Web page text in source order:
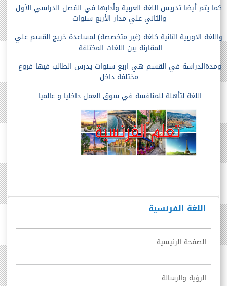
اللغة الفرنسية
الصفحة الرئيسية
الرؤية والرسالة
كما يتم أيضا تدريس اللغة العربية وأدابها في الفصل الدراسي الأول
والثاني علي مدار الأربع سنوات
واللغة الاوربية الثانية كلغة (غير متخصصة) لمساعدة خريج القسم علي
المقارنة بين اللغات المختلفة.
ومدةالدراسة في القسم هي اربع سنوات يدرس الطالب فيها فروع
مختلفة داخل
اللغة لتأهلة للمنافسة في سوق العمل داخليا و عالميا